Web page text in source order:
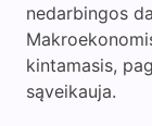
nedarbingos
kintamasis,
sąveikauja.